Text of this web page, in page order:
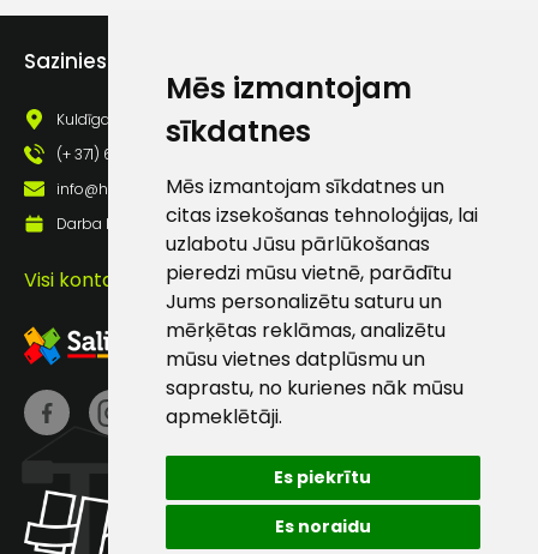
Mēs izmantojam
sīkdatnes
Mēs izmantojam sīkdatnes un
citas izsekošanas tehnoloģijas, lai
uzlabotu Jūsu pārlūkošanas
pieredzi mūsu vietnē, parādītu
Jums personalizētu saturu un
mērķētas reklāmas, analizētu
mūsu vietnes datplūsmu un
saprastu, no kurienes nāk mūsu
apmeklētāji.
Es piekrītu
Es noraidu
Sazinies ar mums
Kuldīgas iela 69a, Saldus, Saldus nov., LV - 3801
(+ 371) 63 881 186
info@hards.lv
Darba laiks: Darbadienās: 8:00 - 17:00
Visi kontakti
Sūtīt ziņojumu
Klientu
atbalsts
Darbdienās:
8:00 – 17:00
info@hards.lv